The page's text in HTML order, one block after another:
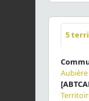
5
Aubière